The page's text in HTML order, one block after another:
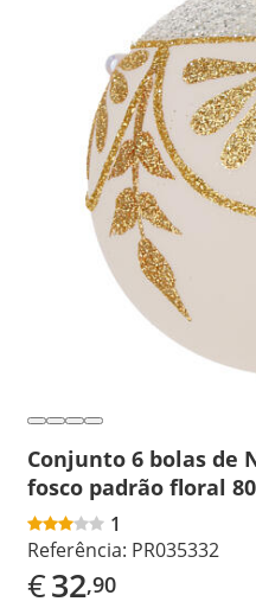
Conjunto 6 bolas de
fosco padrão floral
1
Referência: PR035332
€32,90